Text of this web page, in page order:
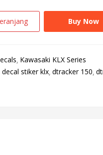
Buy Now
Kawasaki KLX Series
decal stiker klx dtracker 150